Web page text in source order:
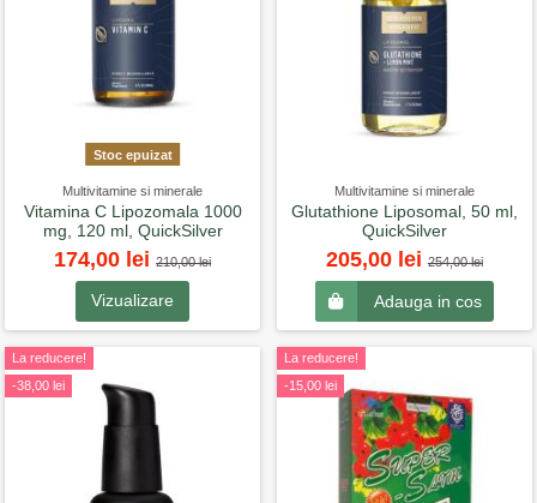
Stoc epuizat
Multivitamine si minerale
Vitamina C Lipozomala 1000
mg, 120 ml, QuickSilver
174,00 lei210,00 lei
Vizualizare
Multivitamine si minerale
Glutathione Liposomal, 50 ml,
QuickSilver
205,00 lei254,00 lei
Adauga in cos
La reducere!
-38,00 lei
La reducere!
-15,00 lei